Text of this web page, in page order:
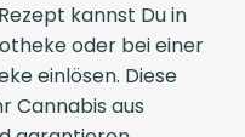
kannst Du in
oder bei einer
einlösen. Diese
Cannabis aus